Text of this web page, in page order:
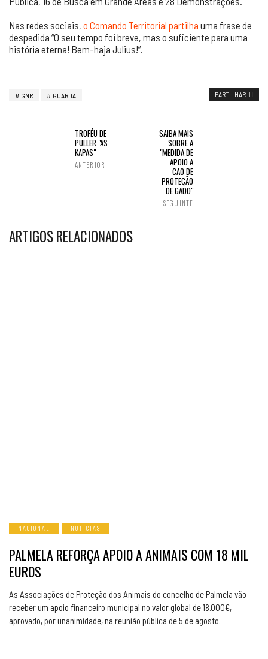
Nas redes sociais, o Comando Territorial partilha uma frase de
despedida “O seu tempo foi breve, mas o suficiente para uma
história eterna! Bem-haja Julius!”.
GNR GUARDA PARTILHAR
TROFÉU DE
PULLER "AS
KAPAS"
ANTERIOR
SAIBA MAIS
SOBRE A
"MEDIDA DE
APOIO A
CÃO DE
PROTEÇÃO
DE GADO"
SEGUINTE
ARTIGOS RELACIONADOS
NACIONAL NOTICIAS
PALMELA REFORÇA APOIO A ANIMAIS COM 18 MIL
EUROS
As Associações de Proteção dos Animais do concelho de Palmela vão
receber um apoio financeiro municipal no valor global de 18.000€,
aprovado, por unanimidade, na reunião pública de 5 de agosto.